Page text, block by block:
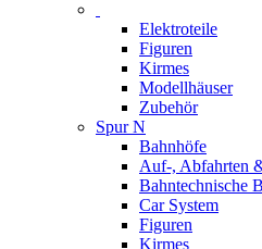
Elektroteile
Figuren
Kirmes
Modellhäuser
Zubehör
Spur N
Bahnhöfe
Auf-, Abfahrten
Bahntechnische
Car System
Figuren
Kirmes